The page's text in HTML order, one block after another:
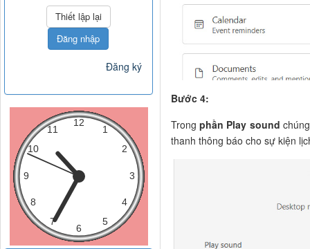
Bước 4:
Trong phần Play sound
thanh thông báo cho sự kiện
Đăng nhập
Đăng ký